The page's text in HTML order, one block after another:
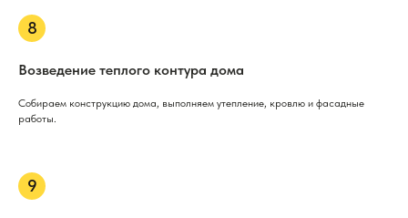
Возведение теплого контура дома
Собираем конструкцию дома, выполняем утепление, кровлю и фасадные
работы.